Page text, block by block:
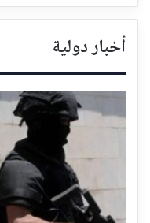
أخبار دولية